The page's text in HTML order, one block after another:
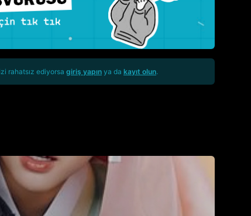
rahatsız ediyorsa giriş yapın ya da kayıt olun.